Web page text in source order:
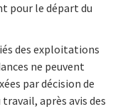
pour le départ du
des exploitations
ne peuvent
par décision de
après avis des